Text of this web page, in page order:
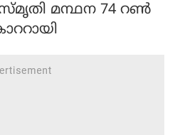
മന്ഥന 74 റൺ